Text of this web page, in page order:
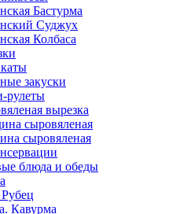
Бастурма
Суджух
Колбаса
закуски
рулеты
вырезка
сыровяленая
сыровяленая
блюда и обеды
Кавурма